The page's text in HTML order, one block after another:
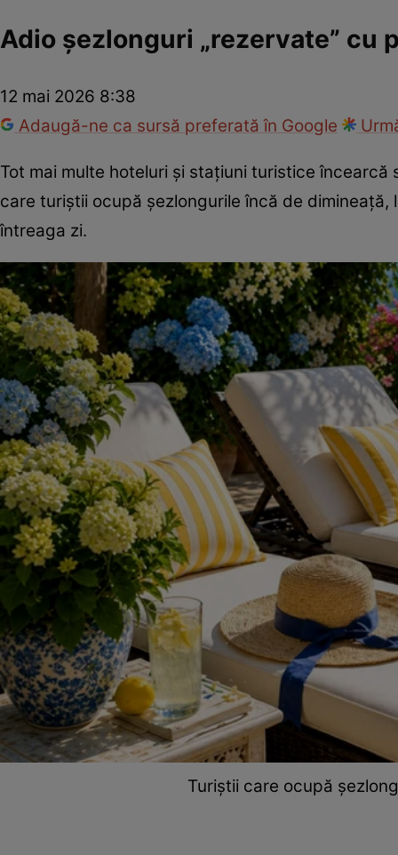
Adio șezlonguri „rezervate”
12 mai 2026 8:38
Adaugă-ne ca sursă preferată în Google
Tot mai multe hoteluri și stațiuni turistice
care turiștii ocupă șezlongurile încă de
întreaga zi.
Turiștii care ocupă